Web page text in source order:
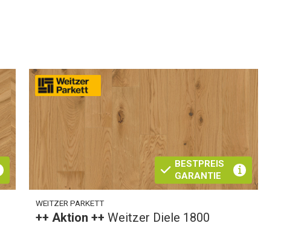
BESTPREIS
GARANTIE
WEITZER PARKETT
++ Aktion ++Weitzer Diele 1800